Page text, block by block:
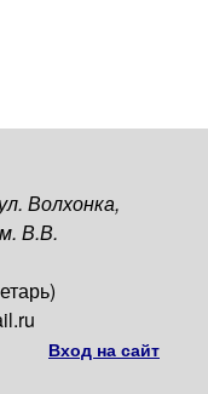
Волхонка,
В.В.
Вход на сайт